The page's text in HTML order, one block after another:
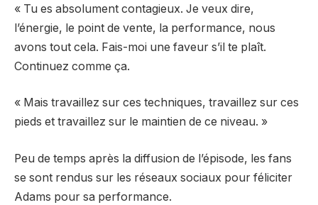
« Tu es absolument contagieux. Je veux dire,
l’énergie, le point de vente, la performance, nous
avons tout cela. Fais-moi une faveur s’il te plaît.
Continuez comme ça.
« Mais travaillez sur ces techniques, travaillez sur ces
pieds et travaillez sur le maintien de ce niveau. »
Peu de temps après la diffusion de l’épisode, les fans
se sont rendus sur les réseaux sociaux pour féliciter
Adams pour sa performance.